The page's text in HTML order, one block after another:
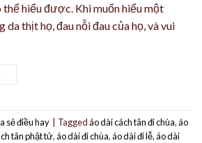
hiểu được. Khi muốn hiểu một
thịt họ, đau nỗi đau của họ, và vui
sẻ điều hay Taggedáo dài cách tân đi chùa,áo
tân phật tử,áo dài đi chùa,áo dài đi lễ,áo dài